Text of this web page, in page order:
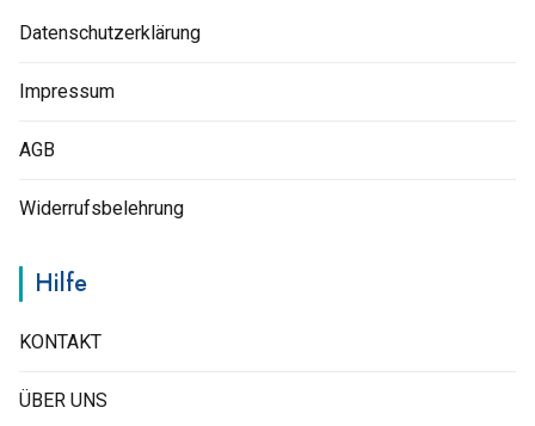
Datenschutzerklärung
Impressum
AGB
Widerrufsbelehrung
Hilfe
KONTAKT
ÜBER UNS